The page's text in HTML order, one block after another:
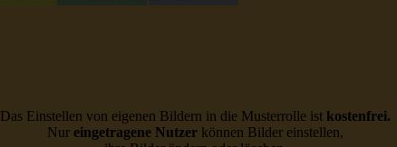
Das Einstellen von eigenen Bildern in die Musterrolle ist kostenfrei.
Nur eingetragene Nutzer können Bilder einstellen,